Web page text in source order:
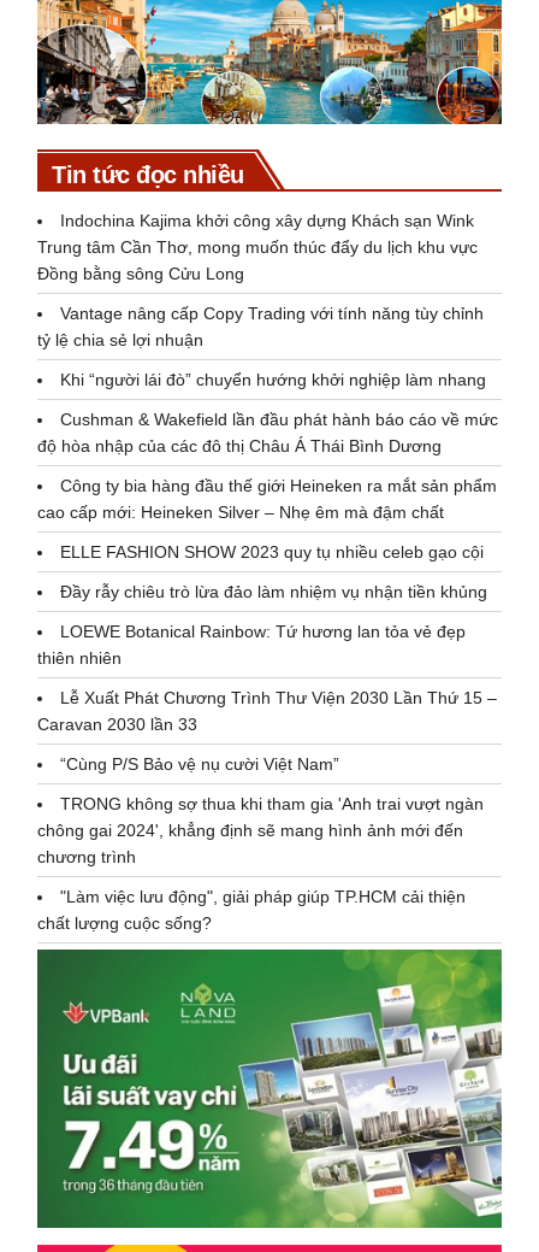
Tin tức đọc nhiều
Indochina Kajima khởi công xây dựng Khách sạn Wink
Trung tâm Cần Thơ, mong muốn thúc đẩy du lịch khu vực
Đồng bằng sông Cửu Long
Vantage nâng cấp Copy Trading với tính năng tùy chỉnh
tỷ lệ chia sẻ lợi nhuận
Khi “người lái đò” chuyển hướng khởi nghiệp làm nhang
Cushman & Wakefield lần đầu phát hành báo cáo về mức
độ hòa nhập của các đô thị Châu Á Thái Bình Dương
Công ty bia hàng đầu thế giới Heineken ra mắt sản phẩm
cao cấp mới: Heineken Silver – Nhẹ êm mà đậm chất
ELLE FASHION SHOW 2023 quy tụ nhiều celeb gạo cội
Đầy rẫy chiêu trò lừa đảo làm nhiệm vụ nhận tiền khủng
LOEWE Botanical Rainbow: Tứ hương lan tỏa vẻ đẹp
thiên nhiên
Lễ Xuất Phát Chương Trình Thư Viện 2030 Lần Thứ 15 –
Caravan 2030 lần 33
“Cùng P/S Bảo vệ nụ cười Việt Nam”
TRONG không sợ thua khi tham gia 'Anh trai vượt ngàn
chông gai 2024', khẳng định sẽ mang hình ảnh mới đến
chương trình
"Làm việc lưu động", giải pháp giúp TP.HCM cải thiện
chất lượng cuộc sống?